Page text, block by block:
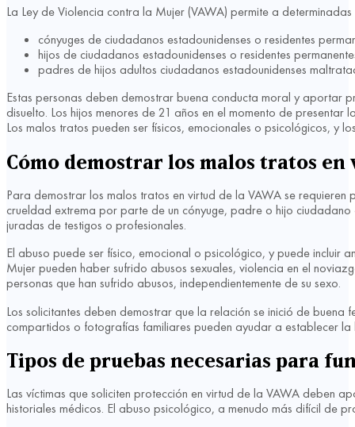
La Ley de Violencia contra la Mujer (VAWA) permite a
cónyuges de ciudadanos estadounidenses o residentes
hijos de ciudadanos estadounidenses o residentes
padres de hijos adultos ciudadanos estadounidenses
Estas personas deben demostrar buena conducta moral y aportar
disuelto. Los hijos menores de 21 años en el momento de
Los malos tratos pueden ser físicos, emocionales o psicológicos, y
Cómo demostrar los malos tratos
Para demostrar los malos tratos en virtud de la VAWA se
crueldad extrema por parte de un cónyuge, padre o hijo ciudadano
juradas de testigos o profesionales.
El abuso puede ser físico, emocional o psicológico, y puede incluir
Mujer pueden haber sufrido abusos sexuales, violencia en el
personas que han sufrido abusos, independientemente de su sexo.
Los solicitantes deben demostrar que la relación se inició de
compartidos o fotografías familiares pueden ayudar a establecer
Tipos de pruebas necesarias para
Las víctimas que soliciten protección en virtud de la VAWA deben
historiales médicos. El abuso psicológico, a menudo más difícil de